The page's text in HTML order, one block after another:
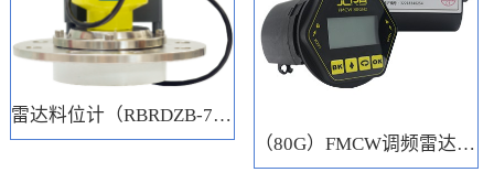
雷达料位计（RBRDZB-71-6-C）
（80G）FMCW调频雷达电子模块